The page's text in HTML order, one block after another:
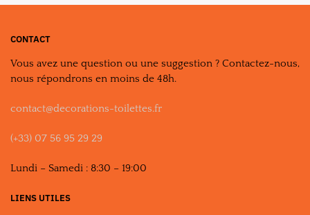
CONTACT
Vous avez une question ou une suggestion ? Contactez-nous,
nous répondrons en moins de 48h.
contact@decorations-toilettes.fr
(+33) 07 56 95 29 29
Lundi – Samedi : 8:30 – 19:00
LIENS UTILES